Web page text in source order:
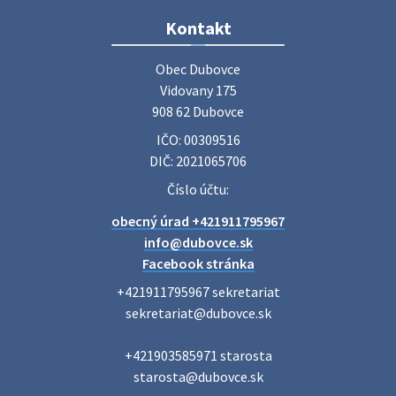
Zájazd do Veľkého Medera
Základná organizácia Únie žien Slovenska Dubovce
srdečne pozýva svoje členky, ich rodinných príslušníkov aj
priateľov na jednodňový zájazd na termálne kúpalisko
Poradne komplexnej pomoci
diskrétne komplexné odborné poradenstvo. Tím
odborníkov Vám pomôžte nájsť riešenie v piatich kľúčových
oblastiach: právo rodina a v…
Voľby do orgánov samosprávnych krajov 2026 V obci
Kontakt
Obec Dubovce
Vidovany 175
908 62 Dubovce
IČO: 00309516
DIČ: 2021065706
Číslo účtu:
obecný úrad +421911795967
info@dubovce.sk
Facebook stránka
+421911795967 sekretariat
sekretariat@dubovce.sk
+421903585971 starosta
starosta@dubovce.sk